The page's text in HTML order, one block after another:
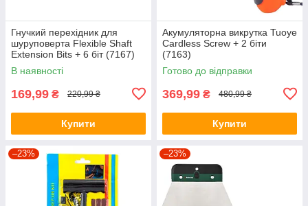
Гнучкий перехідник для
шуруповерта Flexible Shaft
Extension Bits + 6 біт (7167)
В наявності
169,99 ₴ 220,99 ₴
Купити
Акумуляторна викрутка Tuoye
Cardless Screw + 2 біти
(7163)
Готово до відправки
369,99 ₴ 480,99 ₴
Купити
–23% –23%